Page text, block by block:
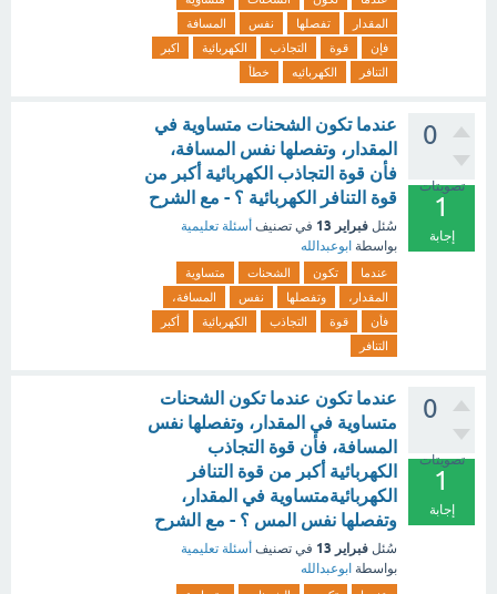
المقدار
تفصلها نفس
المسافة
فإن
قوة التجاذب الكهربائية
اكبر
التنافر
الكهربائيه خطأ
0
تصويتات
1
إجابة
عندما تكون الشحنات متساوية في
المقدار، وتفصلها نفس المسافة،
فأن قوة التجاذب الكهربائية أكبر من
قوة التنافر الكهربائية ؟ - مع الشرح
سُئل فبراير 13 في تصنيف أسئلة تعليمية
بواسطة ابوعبدالله
عندما تكون الشحنات
متساوية
المقدار،
وتفصلها نفس
المسافة،
فأن
قوة التجاذب الكهربائية
أكبر
التنافر
0
تصويتات
1
إجابة
عندما تكون عندما تكون الشحنات
متساوية في المقدار، وتفصلها نفس
المسافة، فأن قوة التجاذب
الكهربائية أكبر من قوة التنافر
الكهربائيةمتساوية في المقدار،
وتفصلها نفس المس ؟ - مع الشرح
سُئل فبراير 13 في تصنيف أسئلة تعليمية
بواسطة ابوعبدالله